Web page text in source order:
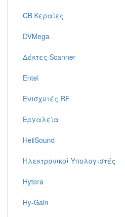
CB Κεραίες
DVMega
Δέκτες Scanner
Entel
Ενισχυτές RF
Εργαλεία
HeilSound
Ηλεκτρονικοί Υπολογιστές
Hytera
Hy-Gain